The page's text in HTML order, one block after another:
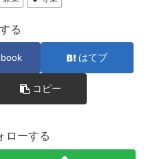
る
はてブ
コピー
ローする